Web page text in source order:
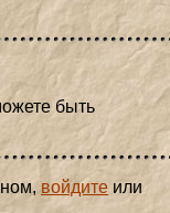
быть
войдите или